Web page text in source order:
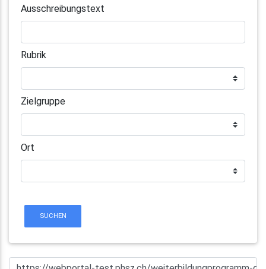
Ausschreibungstext
Rubrik
Zielgruppe
Ort
SUCHEN